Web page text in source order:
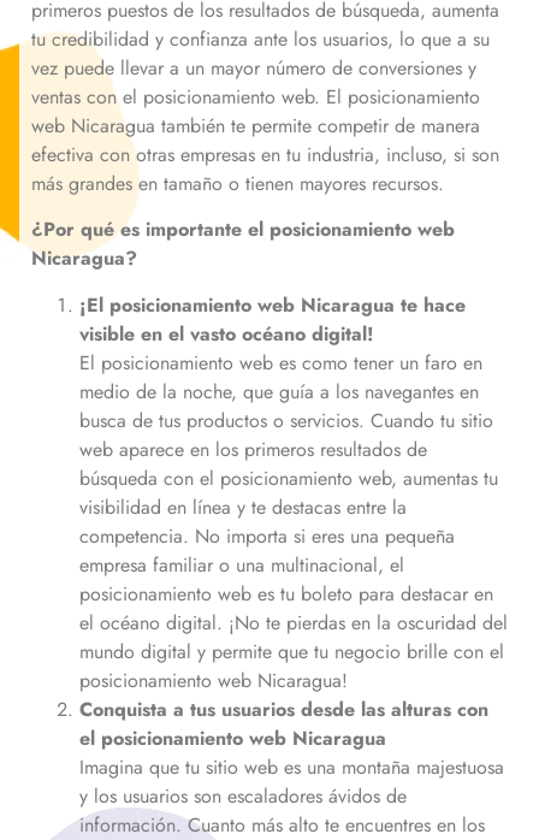
primeros puestos de los resultados de búsqueda, aumenta
tu credibilidad y confianza ante los usuarios, lo que a su
vez puede llevar a un mayor número de conversiones y
ventas con el posicionamiento web. El posicionamiento
web Nicaragua también te permite competir de manera
efectiva con otras empresas en tu industria, incluso, si son
más grandes en tamaño o tienen mayores recursos.
¿Por qué es importante el posicionamiento web
Nicaragua?
¡El posicionamiento web Nicaragua te hace
visible en el vasto océano digital!
El posicionamiento web es como tener un faro en
medio de la noche, que guía a los navegantes en
busca de tus productos o servicios. Cuando tu sitio
web aparece en los primeros resultados de
búsqueda con el posicionamiento web, aumentas tu
visibilidad en línea y te destacas entre la
competencia. No importa si eres una pequeña
empresa familiar o una multinacional, el
posicionamiento web es tu boleto para destacar en
el océano digital. ¡No te pierdas en la oscuridad del
mundo digital y permite que tu negocio brille con el
posicionamiento web Nicaragua!
Conquista a tus usuarios desde las alturas con
el posicionamiento web Nicaragua
Imagina que tu sitio web es una montaña majestuosa
y los usuarios son escaladores ávidos de
información. Cuanto más alto te encuentres en los